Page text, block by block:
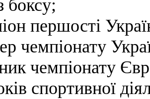
першості
чемпіонату
чемпіонату
спортивної